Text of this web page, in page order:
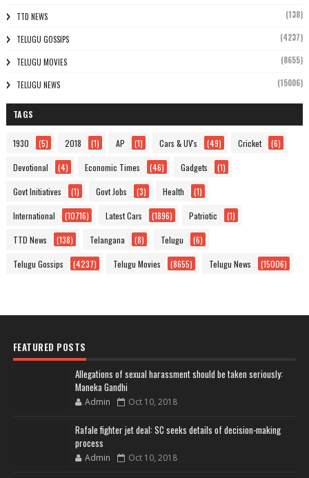
TTD NEWS (138)
TELUGU GOSSIPS (4237)
TELUGU MOVIES (8655)
TELUGU NEWS (15006)
TAGS
1930 (5) 2018 (1) AP (1) Cars & UV's (49) Cricket (6)
Devotional (4) Economic Times (46) Gadgets (1)
Govt Initiatives (1) Govt Jobs (3) Health (1)
International (10716) Latest Cars (1896) Patriotic (1)
TTD News (138) Telangana (8) Telugu (6)
Telugu Gossips (4237) Telugu Movies (8655) Telugu News (15006)
FEATURED POSTS
Allegations of sexual harassment should be taken seriously:
Maneka Gandhi
Admin Oct 10, 2018
Rafale fighter jet deal: SC seeks details of decision-making
process
Admin Oct 10, 2018